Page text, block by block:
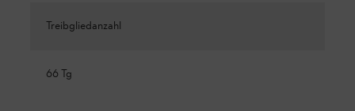
Treibgliedanzahl
66 Tg